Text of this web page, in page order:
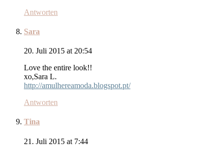
Antworten
Sara
20. Juli 2015 at 20:54
Love the entire look!!
xo,Sara L.
http://amulhereamoda.blogspot.pt/
Antworten
Tina
21. Juli 2015 at 7:44